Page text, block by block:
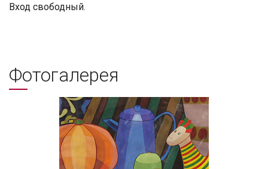
Вход свободный.
Фотогалерея